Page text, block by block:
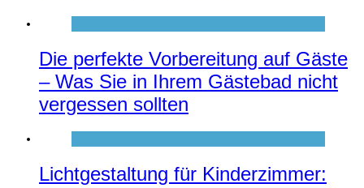
Die perfekte Vorbereitung auf Gäste
– Was Sie in Ihrem Gästebad nicht
vergessen sollten
Lichtgestaltung für Kinderzimmer: